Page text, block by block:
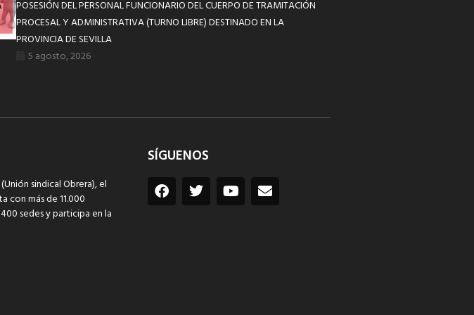
POSESIÓN DEL PERSONAL FUNCIONARIO DEL CUERPO DE TRAMITACIÓN
PROCESAL Y ADMINISTRATIVA (TURNO LIBRE) DESTINADO EN LA
PROVINCIA DE SEVILLA
5 agosto, 2026
sindical Obrera), el
con más de 11.000
sedes y participa en la
SÍGUENOS